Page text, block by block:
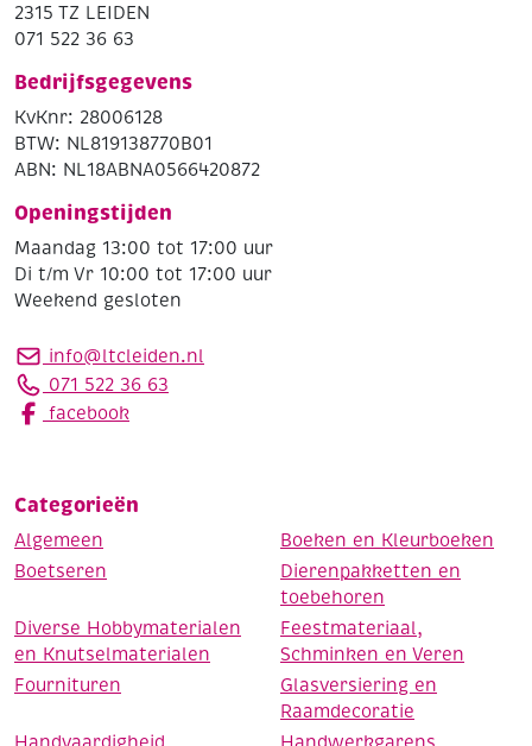
2315 TZ LEIDEN
071 522 36 63
Bedrijfsgegevens
KvKnr: 28006128
BTW: NL819138770B01
ABN: NL18ABNA0566420872
Openingstijden
Maandag 13:00 tot 17:00 uur
Di t/m Vr 10:00 tot 17:00 uur
Weekend gesloten
info@ltcleiden.nl
071 522 36 63
facebook
Categorieën
Algemeen
Boeken en Kleurboeken
Boetseren
Dierenpakketten en
toebehoren
Diverse Hobbymaterialen
en Knutselmaterialen
Feestmateriaal,
Schminken en Veren
Fournituren
Glasversiering en
Raamdecoratie